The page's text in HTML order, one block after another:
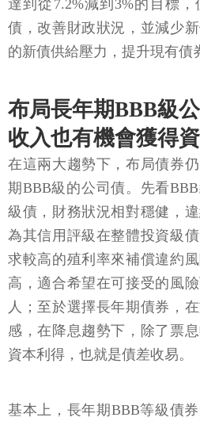
達到從7.2%減到3%的目標
債，改善財政狀況，並減少
的新債供給壓力，提升現有債
布局長年期BBB級
收入也有機會獲得
在這兩大趨勢下，布局債券
期BBB級的公司債。先看
級債，財務狀況相對穩健，
為其信用評級在整體投資級
求較高的殖利率來補償違約
高，適合希望在可接受的風
人；至於選擇長年期債券，
感，在降息趨勢下，除了票
資本利得，也就是債差收易。
基本上，長年期BBB等級債